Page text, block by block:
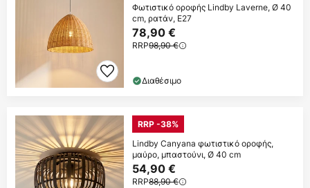
Φωτιστικό οροφής Lindby Laverne, Ø 40
cm, ρατάν, E27
78,90 €
RRP98,90 €
Διαθέσιμο
RRP -38%
Lindby Canyana φωτιστικό οροφής,
μαύρο, μπαστούνι, Ø 40 cm
54,90 €
RRP88,90 €